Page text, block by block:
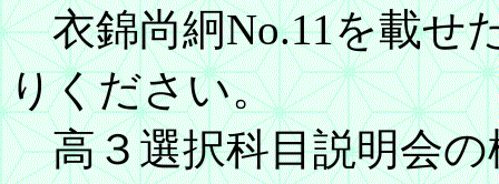
衣錦尚絅No.11を載せ
りください。
高３選択科目説明会の